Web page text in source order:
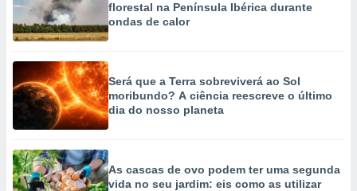
florestal na Península Ibérica durante
ondas de calor
Será que a Terra sobreviverá ao Sol
moribundo? A ciência reescreve o último
dia do nosso planeta
As cascas de ovo podem ter uma segunda
vida no seu jardim: eis como as utilizar